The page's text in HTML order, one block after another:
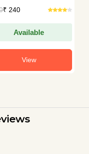
₹ 240
Available
View